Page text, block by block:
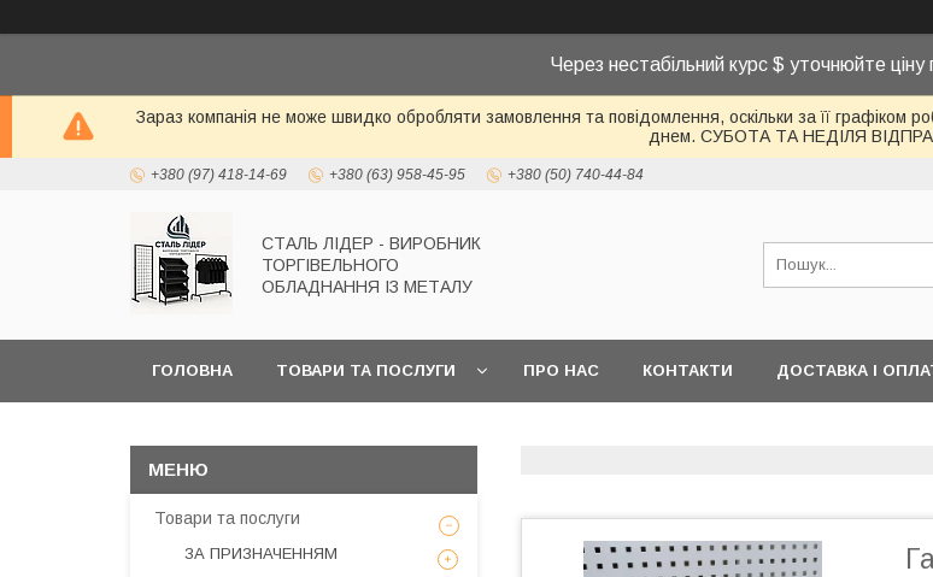
Через нестабільний курс $ уточнюйте
Зараз компанія не може швидко обробляти замовлення та повідомлення, оскільки за її
днем. СУБОТА ТА НЕДІЛЯ
+380 (97) 418-14-69 +380 (63) 958-45-95 +380 (50) 740-44-84
СТАЛЬ ЛІДЕР - ВИРОБНИК
ТОРГІВЕЛЬНОГО
ОБЛАДНАННЯ ІЗ МЕТАЛУ
ГОЛОВНА ТОВАРИ ТА ПОСЛУГИ ПРО НАС КОНТАКТИ ДОСТАВКА І
Товари та послуги
ЗА ПРИЗНАЧЕННЯМ